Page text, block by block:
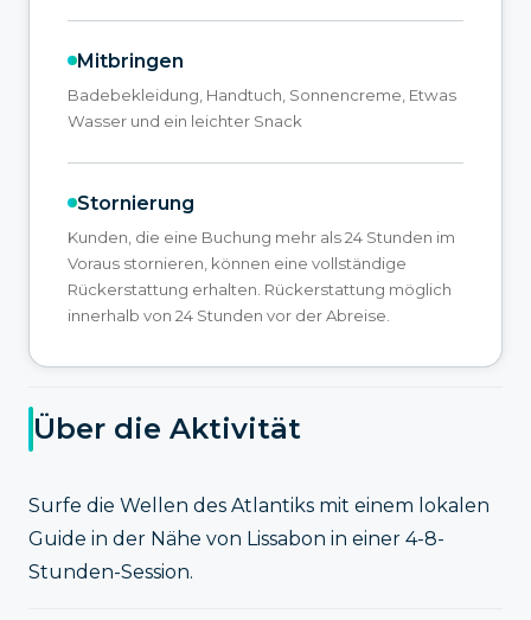
Mitbringen
Badebekleidung, Handtuch, Sonnencreme, Etwas
Wasser und ein leichter Snack
Stornierung
Kunden, die eine Buchung mehr als 24 Stunden im
Voraus stornieren, können eine vollständige
Rückerstattung erhalten. Rückerstattung möglich
innerhalb von 24 Stunden vor der Abreise.
Über die Aktivität
Surfe die Wellen des Atlantiks mit einem lokalen
Guide in der Nähe von Lissabon in einer 4-8-
Stunden-Session.